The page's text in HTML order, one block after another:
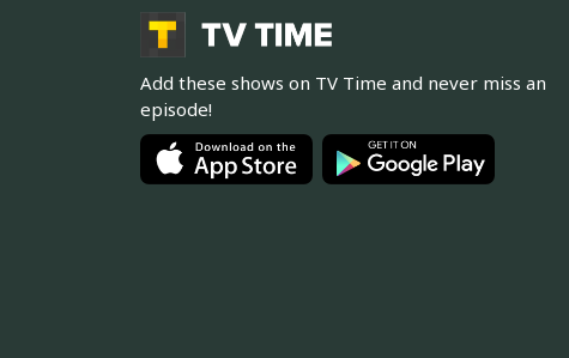
Add these shows on TV Time and never miss an
episode!